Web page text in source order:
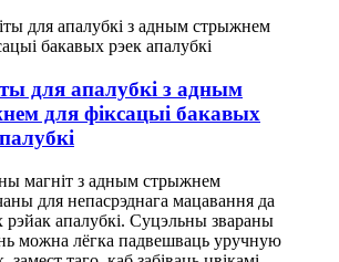
для апалубкі з адным
для фіксацыі бакавых
магніт з адным стрыжнем
для непасрэднага мацавання да
рэйак апалубкі. Суцэльны звараны
можна лёгка падвешваць уручную